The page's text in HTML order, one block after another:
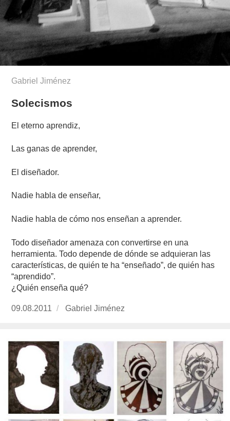
Gabriel Jiménez
Solecismos
El eterno aprendiz,
Las ganas de aprender,
El diseñador.
Nadie habla de enseñar,
Nadie habla de cómo nos enseñan a aprender.
Todo diseñador amenaza con convertirse en una
herramienta. Todo depende de dónde se adquieran las
características, de quién te ha “enseñado”, de quién has
“aprendido”.
¿Quién enseña qué?
Publicado
09.08.2011 https://www.experimenta.es/author/
Gabriel Jiménez